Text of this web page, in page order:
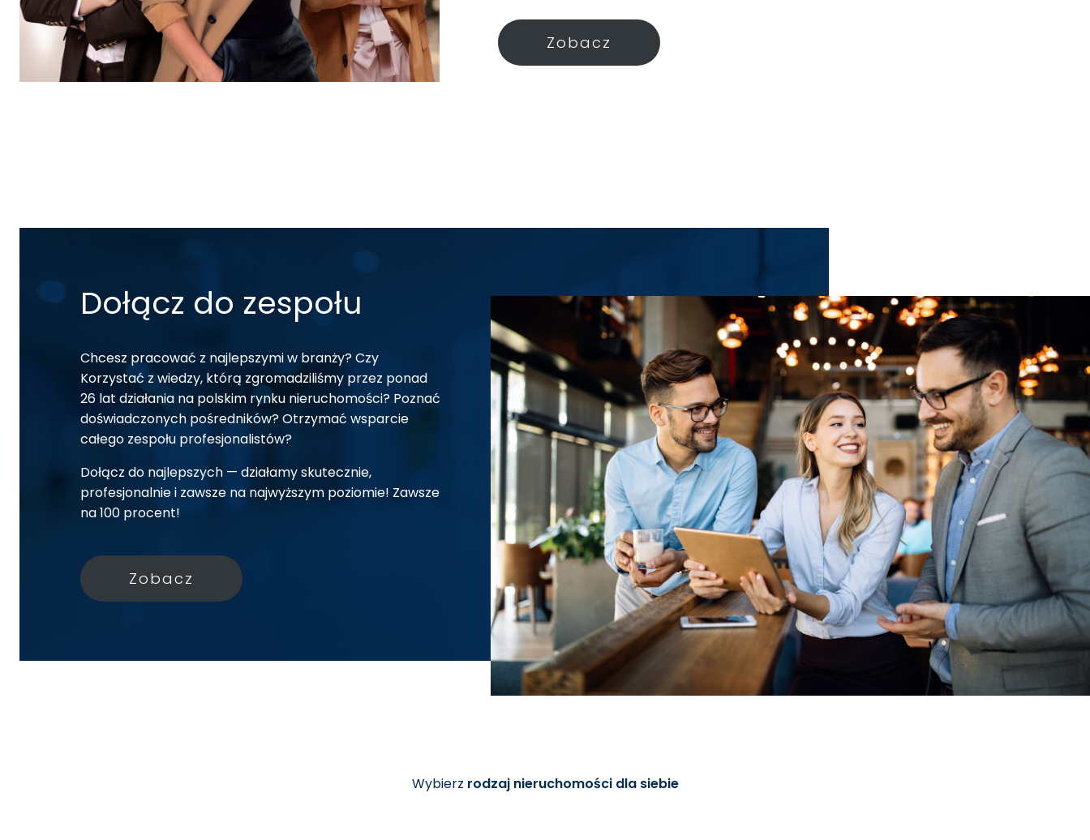
Zobacz
Dołącz do zespołu
Chcesz pracować z najlepszymi w branży? Czy
Korzystać z wiedzy, którą zgromadziliśmy przez ponad
26 lat działania na polskim rynku nieruchomości? Poznać
doświadczonych pośredników? Otrzymać wsparcie
całego zespołu profesjonalistów?
Dołącz do najlepszych — działamy skutecznie,
profesjonalnie i zawsze na najwyższym poziomie! Zawsze
na 100 procent!
Zobacz
Wybierz rodzaj nieruchomości dla siebie